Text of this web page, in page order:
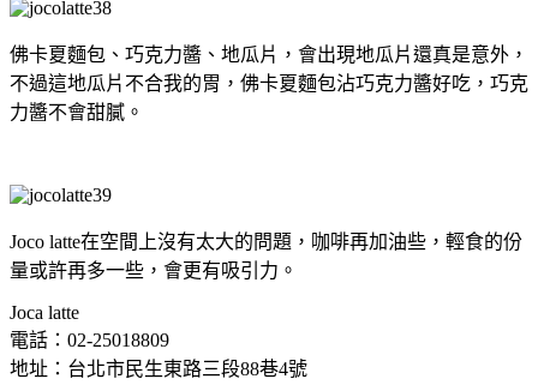
佛卡夏麵包、巧克力醬、地瓜片，會出現地瓜片還真是意外，
不過這地瓜片不合我的胃，佛卡夏麵包沾巧克力醬好吃，巧克
力醬不會甜膩。
Joco latte在空間上沒有太大的問題，咖啡再加油些，輕食的份
量或許再多一些，會更有吸引力。
Joca latte
電話：02-25018809
地址：台北市民生東路三段88巷4號